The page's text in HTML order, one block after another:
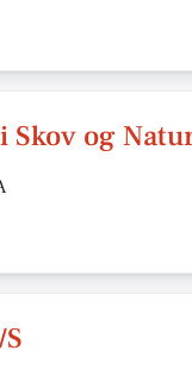
Skov og